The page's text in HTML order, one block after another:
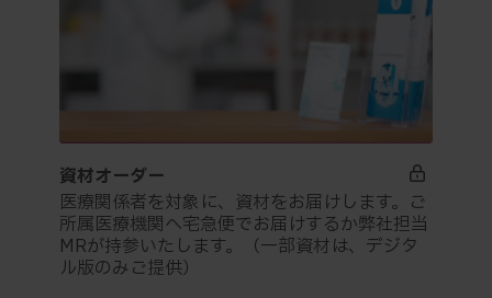
資材オーダー
医療関係者を対象に、資材をお届けします。ご
所属医療機関へ宅急便でお届けするか弊社担当
MRが持参いたします。（一部資材は、デジタ
ル版のみご提供）